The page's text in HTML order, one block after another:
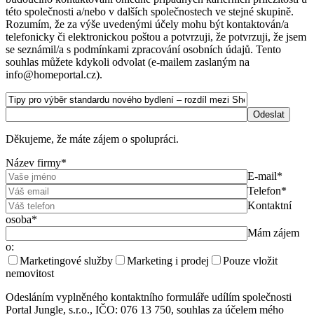
této společnosti a/nebo v dalších společnostech ve stejné skupině.
Rozumím, že za výše uvedenými účely mohu být kontaktován/a
telefonicky či elektronickou poštou a potvrzuji, že potvrzuji, že jsem
se seznámil/a s podmínkami zpracování osobních údajů. Tento
souhlas můžete kdykoli odvolat (e-mailem zaslaným na
info@homeportal.cz).
Děkujeme, že máte zájem o spolupráci.
Název firmy*
E-mail*
Telefon*
Kontaktní
osoba*
Mám zájem
o:
Marketingové služby
Marketing i prodej
Pouze vložit
nemovitost
Odesláním vyplněného kontaktního formuláře udílím společnosti
Portal Jungle, s.r.o., IČO: 076 13 750, souhlas za účelem mého